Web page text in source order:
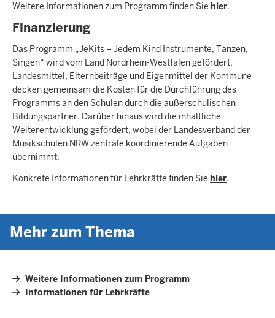
Weitere Informationen zum Programm finden Sie hier.
Finanzierung
Das Programm „JeKits – Jedem Kind Instrumente, Tanzen,
Singen“ wird vom Land Nordrhein-Westfalen gefördert.
Landesmittel, Elternbeiträge und Eigenmittel der Kommune
decken gemeinsam die Kosten für die Durchführung des
Programms an den Schulen durch die außerschulischen
Bildungspartner. Darüber hinaus wird die inhaltliche
Weiterentwicklung gefördert, wobei der Landesverband der
Musikschulen NRW zentrale koordinierende Aufgaben
übernimmt.
Konkrete Informationen für Lehrkräfte finden Sie hier.
Mehr zum Thema
Weitere Informationen zum Programm
Informationen für Lehrkräfte